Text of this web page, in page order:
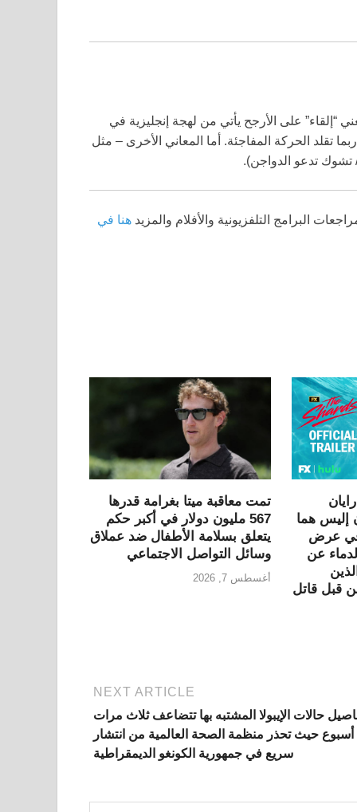
على الأرجح يأتي من لهجة إنجليزية في
تقلد الحركة المفاجئة. أما المعاني الأخرى – مثل
تدعو الدواجن).
البرامج التلفزيونية والأفلام والمزيد هنا في
إليس هما
في عرض
عن
قبل قاتل
تمت معاقبة ميتا بغرامة قدرها
567 مليون دولار في أكبر حكم
يتعلق بسلامة الأطفال ضد عملاق
وسائل التواصل الاجتماعي
أغسطس 7, 2026
NEXT ARTICLE
حالات الإيبولا المشتبه بها تتضاعف ثلاث مرات
حيث تحذر منظمة الصحة العالمية من انتشار
سريع في جمهورية الكونغو الديمقراطية